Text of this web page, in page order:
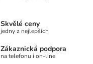
Skvělé ceny
jedny z nejlepších
Zákaznická podpora
na telefonu i on-line